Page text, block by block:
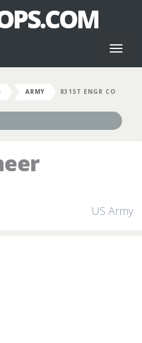
ARMY 831ST ENGR CO
US Army